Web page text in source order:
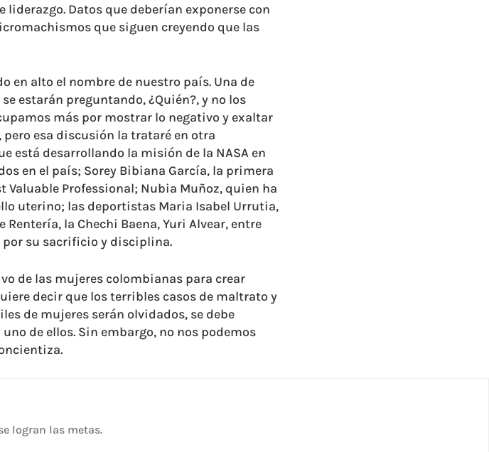
Datos que deberían exponerse con
que siguen creyendo que las
en alto el nombre de nuestro país. Una de
estarán preguntando, ¿Quién?, y no los
más por mostrar lo negativo y exaltar
esa discusión la trataré en otra
está desarrollando la misión de la NASA en
en el país; Sorey Bibiana García, la primera
Professional; Nubia Muñoz, quien ha
uterino; las deportistas Maria Isabel Urrutia,
la Chechi Baena, Yuri Alvear, entre
por su sacrificio y disciplina.
de las mujeres colombianas para crear
decir que los terribles casos de maltrato y
de mujeres serán olvidados, se debe
de ellos. Sin embargo, no nos podemos
logran las metas.